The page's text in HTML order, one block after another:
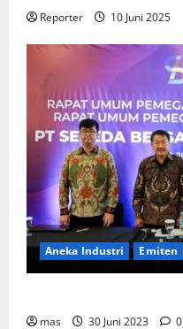
Reporter 10 Juni 2025
Aneka Industri Emiten
mas 30 Juni 2023 0